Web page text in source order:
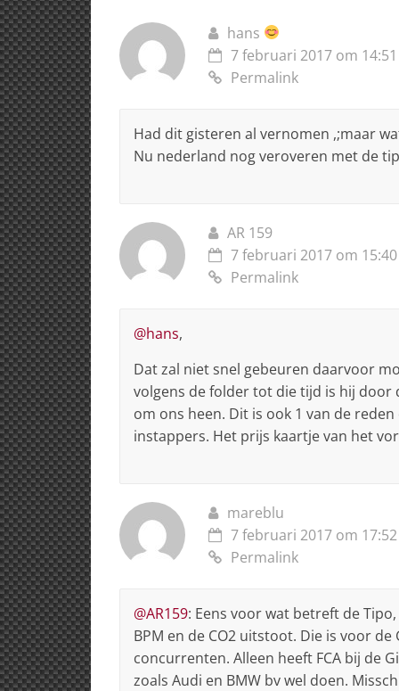
p
hans
7 februari 2017 om 14:51
Permalink
Had dit gisteren al vernomen ,;maar
Nu nederland nog veroveren met de
AR 159
7 februari 2017 om 15:40
Permalink
@hans,
Dat zal niet snel gebeuren daarvoor
volgens de folder tot die tijd is hij door
om ons heen. Dit is ook 1 van de
instappers. Het prijs kaartje van het
mareblu
7 februari 2017 om 17:52
Permalink
@AR159: Eens voor wat betreft de
BPM en de CO2 uitstoot. Die is voor
concurrenten. Alleen heeft FCA bij de
zoals Audi en BMW bv wel doen.